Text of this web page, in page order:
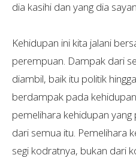
dia kasihi dan yang dia
Kehidupan ini kita jalani
perempuan. Dampak dari
diambil, baik itu politik
berdampak pada
pemelihara kehidupan
dari semua itu. Pemelihara
segi kodratnya, bukan dari